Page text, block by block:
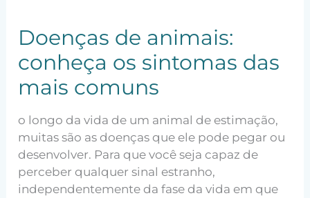
Doenças de animais:
conheça os sintomas das
mais comuns
o longo da vida de um animal de estimação,
muitas são as doenças que ele pode pegar ou
desenvolver. Para que você seja capaz de
perceber qualquer sinal estranho,
independentemente da fase da vida em que